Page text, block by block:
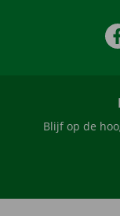
Blijf op de